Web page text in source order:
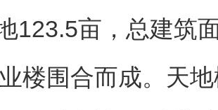
123.5亩，总建筑
楼围合而成。天